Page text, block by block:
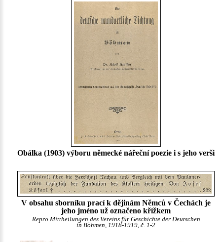
Obálka (1903) výboru německé nářeční poezie i s jeho verši
V obsahu sborníku prací k dějinám Němců v Čechách je
jeho jméno už označeno křížkem
Repro Mittheilungen des Vereins für Geschichte der Deutschen
in Böhmen, 1918-1919, č. 1-2